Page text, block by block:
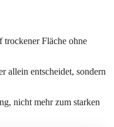
Fläche ohne
allein entscheidet, sondern
nicht mehr zum starken